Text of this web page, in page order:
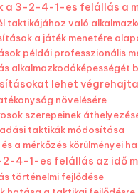
a 3-2-4-1-es felállás a
taktikájához való
a játék menetére
példái professzionális
alkalmazkodóképességét
lehet
növelésére
szerepeinek
taktikák módosítása
a mérkőzés körülményei
4-1-es felállás az idő
történelmi fejlődése